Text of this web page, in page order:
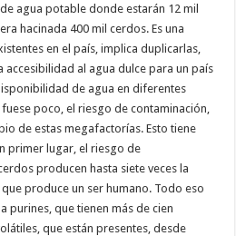
agua potable donde estarán 12 mil
hacinada 400 mil cerdos. Es una
en el país, implica duplicarlas,
accesibilidad al agua dulce para un país
de agua en diferentes
poco, el riesgo de contaminación,
de estas megafactorías. Esto tiene
primer lugar, el riesgo de
producen hasta siete veces la
produce un ser humano. Todo eso
purines, que tienen más de cien
que están presentes, desde